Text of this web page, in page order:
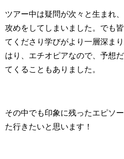
ツアー中は疑問が次々と生まれ
攻めをしてしまいました。 でも
てくださり学びがより一層深ま
はり、エチオピアなので、予想
てくることもありました。
その中でも印象に残ったエピソ
た行きたいと思います！